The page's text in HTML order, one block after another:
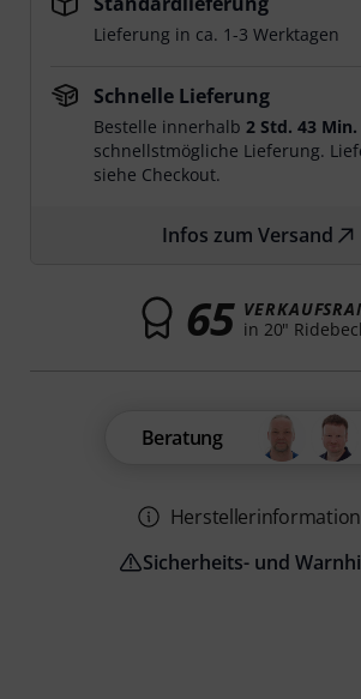
Lieferung in ca. 1-3 Werktagen
Schnelle Lieferung
Bestelle innerhalb2 Std. 43 Min.
schnellstmögliche Lieferung.
siehe Checkout.
Infos zum Versand
65 in 20"
Beratung
Sicherheits- und